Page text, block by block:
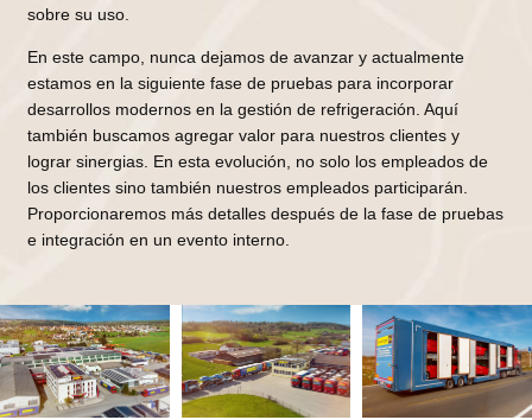
sobre su uso.
En este campo, nunca dejamos de avanzar y actualmente
estamos en la siguiente fase de pruebas para incorporar
desarrollos modernos en la gestión de refrigeración. Aquí
también buscamos agregar valor para nuestros clientes y
lograr sinergias. En esta evolución, no solo los empleados de
los clientes sino también nuestros empleados participarán.
Proporcionaremos más detalles después de la fase de pruebas
e integración en un evento interno.